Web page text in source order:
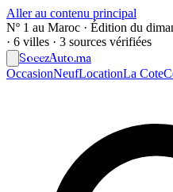
Aller au contenu principal
Nº 1 au Maroc · Édition du
· 6 villes · 3 sources vérifiées
SoeezAuto.ma
OccasionNeufLocationLa Cote